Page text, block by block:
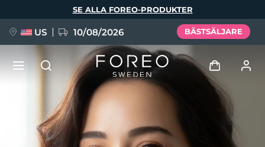
SE ALLA FOREO-PRODUKTER
US 10/08/2026 BÄSTSÄLJARE
Logga in
Användarprofil
NYHET
BREAKING NEWS
Språk